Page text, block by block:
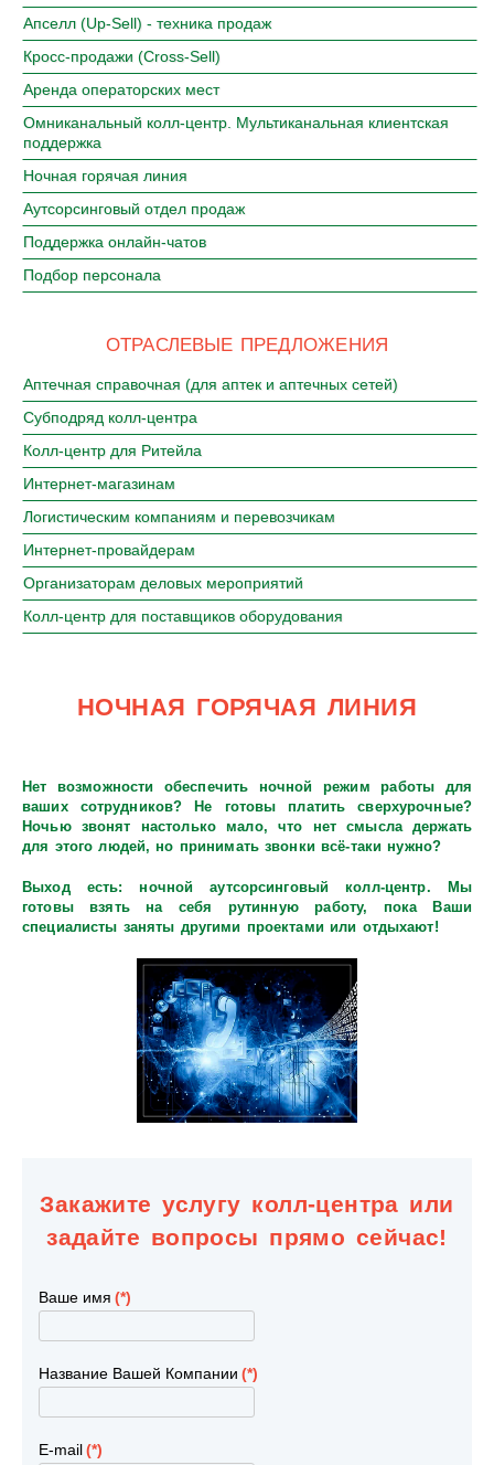
Апселл (Up-Sell) - техника продаж
Кросс-продажи (Cross-Sell)
Аренда операторских мест
Омниканальный колл-центр. Мультиканальная клиентская
поддержка
Ночная горячая линия
Аутсорсинговый отдел продаж
Поддержка онлайн-чатов
Подбор персонала
ОТРАСЛЕВЫЕ ПРЕДЛОЖЕНИЯ
Аптечная справочная (для аптек и аптечных сетей)
Субподряд колл-центра
Колл-центр для Ритейла
Интернет-магазинам
Логистическим компаниям и перевозчикам
Интернет-провайдерам
Организаторам деловых мероприятий
Колл-центр для поставщиков оборудования
НОЧНАЯ ГОРЯЧАЯ ЛИНИЯ
Нет возможности обеспечить ночной режим работы для
ваших сотрудников? Не готовы платить сверхурочные?
Ночью звонят настолько мало, что нет смысла держать
для этого людей, но принимать звонки всё-таки нужно?
Выход есть: ночной аутсорсинговый колл-центр. Мы
готовы взять на себя рутинную работу, пока Ваши
специалисты заняты другими проектами или отдыхают!
Закажите услугу колл-центра или
задайте вопросы прямо сейчас!
Ваше имя (*)
Название Вашей Компании (*)
E-mail(*)